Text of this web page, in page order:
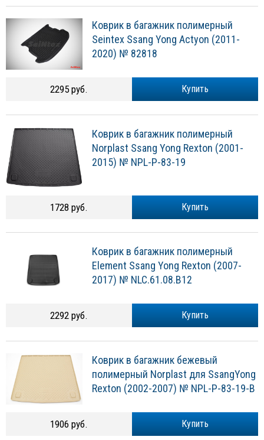
Коврик в багажник полимерный
Seintex Ssang Yong Actyon (2011-
2020) № 82818
Купить
2295 руб.
Коврик в багажник полимерный
Norplast Ssang Yong Rexton (2001-
2015) № NPL-P-83-19
Купить
1728 руб.
Коврик в багажник полимерный
Element Ssang Yong Rexton (2007-
2017) № NLC.61.08.B12
Купить
2292 руб.
Коврик в багажник бежевый
полимерный Norplast для SsangYong
Rexton (2002-2007) № NPL-P-83-19-B
Купить
1906 руб.